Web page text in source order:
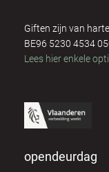
Giften zijn van
BE96 5230 4534
Lees hier enkele
opendeurdag